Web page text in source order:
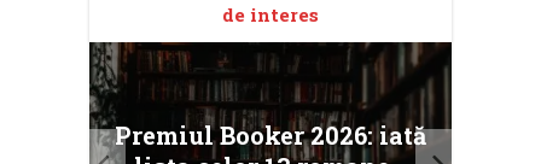
de interes
Premiul Booker 2026: iată